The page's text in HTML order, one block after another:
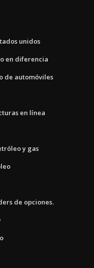
unidos
en diferencia
de automóviles
en línea
y gas
de opciones.